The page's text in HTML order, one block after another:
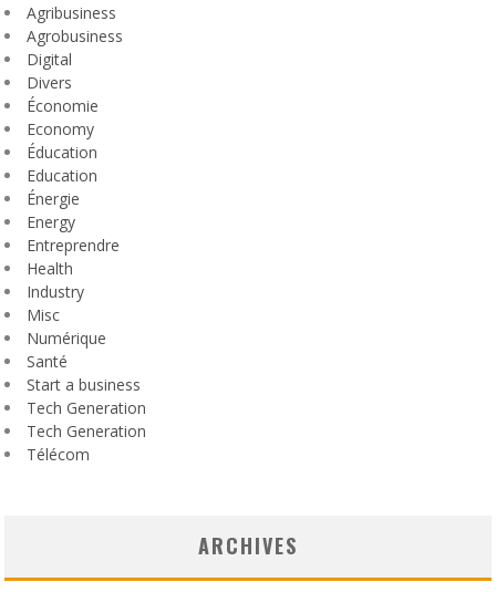
Agribusiness
Agrobusiness
Digital
Divers
Économie
Economy
Éducation
Education
Énergie
Energy
Entreprendre
Health
Industry
Misc
Numérique
Santé
Start a business
Tech Generation
Tech Generation
Télécom
ARCHIVES